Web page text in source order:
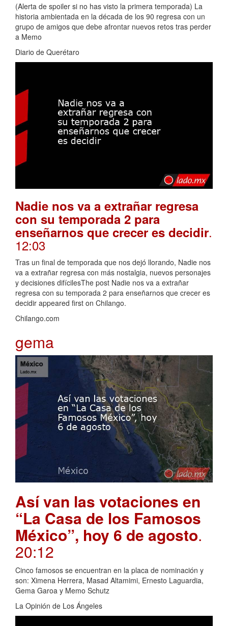
(Alerta de spoiler si no has visto la primera temporada) La
historia ambientada en la década de los 90 regresa con un
grupo de amigos que debe afrontar nuevos retos tras perder
a Memo
Diario de Querétaro
Nadie nos va a extrañar regresa
con su temporada 2 para
enseñarnos que crecer es decidir.
12:03
Tras un final de temporada que nos dejó llorando, Nadie nos
va a extrañar regresa con más nostalgia, nuevos personajes
y decisiones difícilesThe post Nadie nos va a extrañar
regresa con su temporada 2 para enseñarnos que crecer es
decidir appeared first on Chilango.
Chilango.com
gema
Así van las votaciones en
“La Casa de los Famosos
México”, hoy 6 de agosto.
20:12
Cinco famosos se encuentran en la placa de nominación y
son: Ximena Herrera, Masad Altamimi, Ernesto Laguardia,
Gema Garoa y Memo Schutz
La Opinión de Los Ángeles